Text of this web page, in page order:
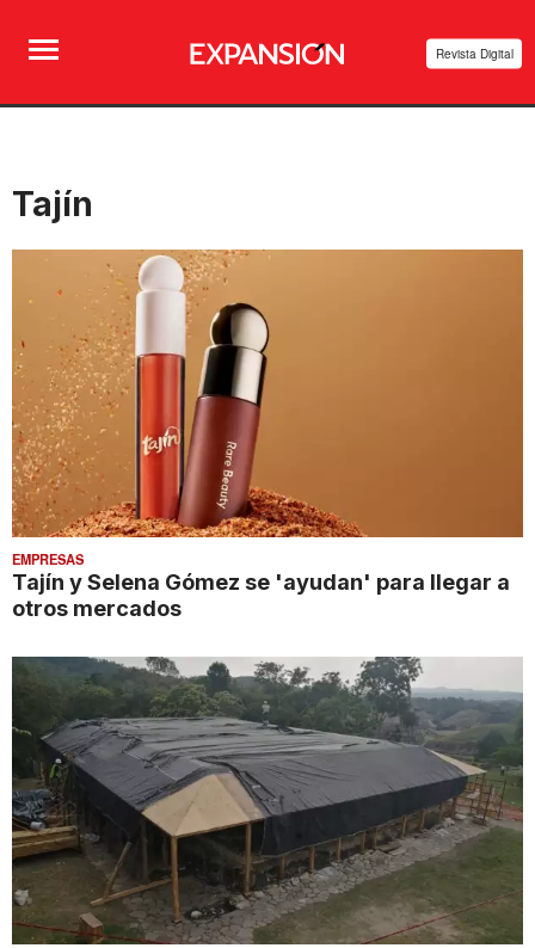
Revista Digital
Tajín
EMPRESAS
Tajín y Selena Gómez se 'ayudan' para llegar a
otros mercados